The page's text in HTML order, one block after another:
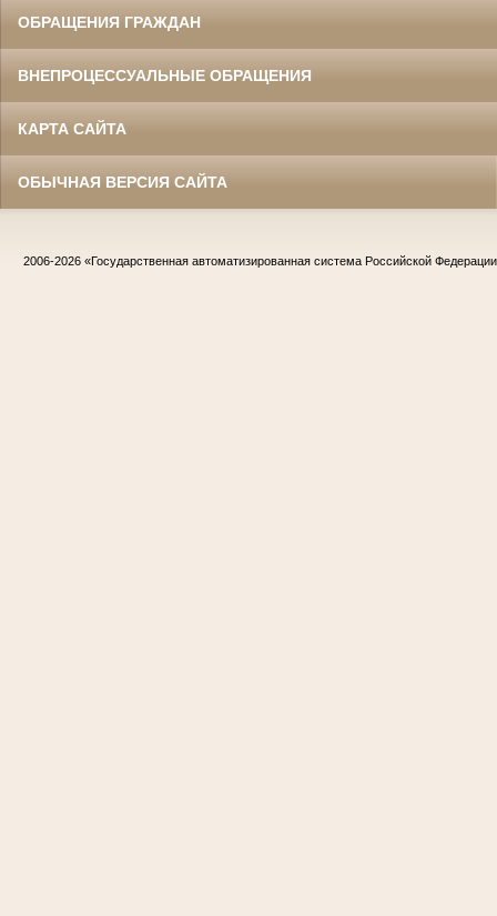
ОБРАЩЕНИЯ ГРАЖДАН
ВНЕПРОЦЕССУАЛЬНЫЕ ОБРАЩЕНИЯ
КАРТА САЙТА
ОБЫЧНАЯ ВЕРСИЯ САЙТА
2006-2026 «Государственная автоматизированная система Российской